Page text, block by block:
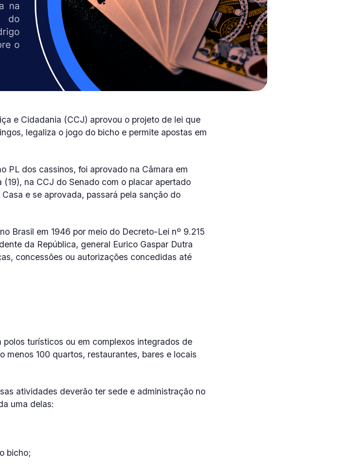
e Cidadania (CCJ) aprovou o projeto de lei que
legaliza o jogo do bicho e permite apostas em
PL dos cassinos, foi aprovado na Câmara em
na CCJ do Senado com o placar apertado
e se aprovada, passará pela sanção do
Brasil em 1946 por meio do Decreto-Lei nº 9.215
da República, general Eurico Gaspar Dutra
concessões ou autorizações concedidas até
turísticos ou em complexos integrados de
menos 100 quartos, restaurantes, bares e locais
atividades deverão ter sede e administração no
uma delas:
bicho;